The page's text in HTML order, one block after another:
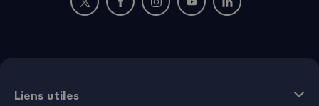
Nouvelle fenêtre : rejoignez-nous sur Twitter
Nouvelle fenêtre : rejoignez-nous sur
Nouvelle fenêtre : rejoignez-nous
Nouvelle fenêtre :
Nouvelle fenêtre :
Liens utiles